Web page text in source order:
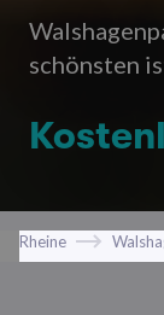
schönsten
Rheine